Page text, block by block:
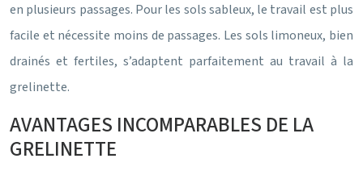
en plusieurs passages. Pour les sols sableux, le travail est plus
facile et nécessite moins de passages. Les sols limoneux, bien
drainés et fertiles, s’adaptent parfaitement au travail à la
grelinette.
AVANTAGES INCOMPARABLES DE LA
GRELINETTE